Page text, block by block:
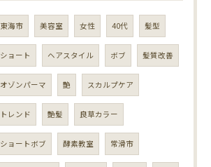
東海市 美容室 女性 40代 髪型
ショート ヘアスタイル ボブ 髪質改善
オゾンパーマ 艶 スカルプケア
トレンド 艶髪 良草カラー
ショートボブ 酵素教室 常滑市